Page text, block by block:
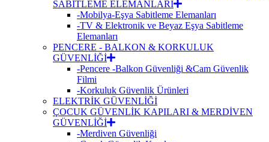
SABİTLEME ELEMANLARI
-Mobilya-Eşya Sabitleme Elemanları
-TV & Elektronik ve Beyaz Eşya Sabitleme
Elemanları
PENCERE - BALKON & KORKULUK
GÜVENLİĞİ
-Pencere -Balkon Güvenliği &Cam Güvenlik
Filmi
-Korkuluk Güvenlik Ürünleri
ELEKTRİK GÜVENLİĞİ
ÇOCUK GÜVENLİK KAPILARI & MERDİVEN
GÜVENLİĞİ
-Merdiven Güvenliği